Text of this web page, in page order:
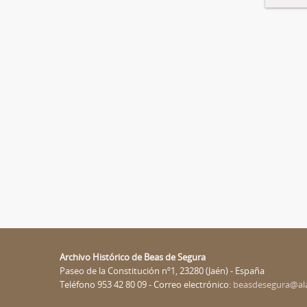
Archivo Histórico de Beas de Segura
Paseo de la Constitución nº1, 23280 (Jaén) - España
Teléfono 953 42 80 09 - Correo electrónico: